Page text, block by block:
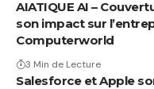
AIATIQUE AI –
son impact sur
Computerworld
3 Min de Lecture
Salesforce et Apple